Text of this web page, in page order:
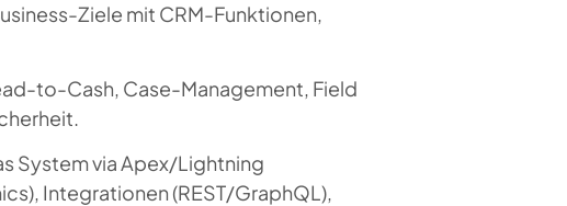
Ziele mit CRM-Funktionen,
to-Cash, Case-Management, Field
System via Apex/Lightning
Integrationen (REST/GraphQL),